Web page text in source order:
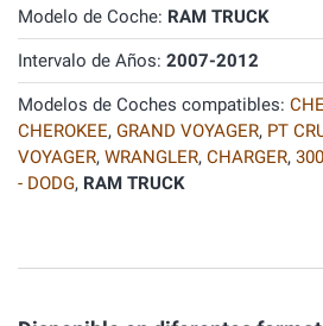
Modelo de Coche: RAM TRUCK
Intervalo de Años: 2007-2012
Modelos de Coches compatibles:
CHEROKEE, GRAND VOYAGER, PT
VOYAGER, WRANGLER, CHARGER,
- DODG, RAM TRUCK